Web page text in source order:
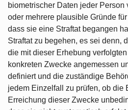
biometrischer Daten jeder Person
oder mehrere plausible Gründe
dass sie eine Straftat begangen
Straftat zu begehen, es sei denn,
die mit dieser Erhebung
konkreten Zwecke angemessen
definiert und die zuständige
jedem Einzelfall zu prüfen, ob die
Erreichung dieser Zwecke